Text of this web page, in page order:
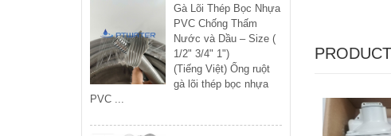
Gà Lõi Thép Bọc Nhựa
PVC Chống Thấm
Nước và Dầu – Size (
1/2" 3/4" 1")
(Tiếng Việt) Ống ruột
gà lõi thép bọc nhựa
PVC ...